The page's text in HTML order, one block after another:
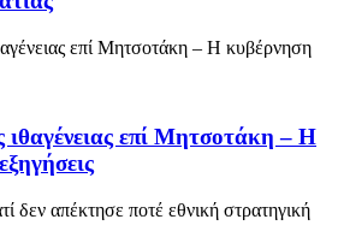
ιθαγένειας επί Μητσοτάκη – Η